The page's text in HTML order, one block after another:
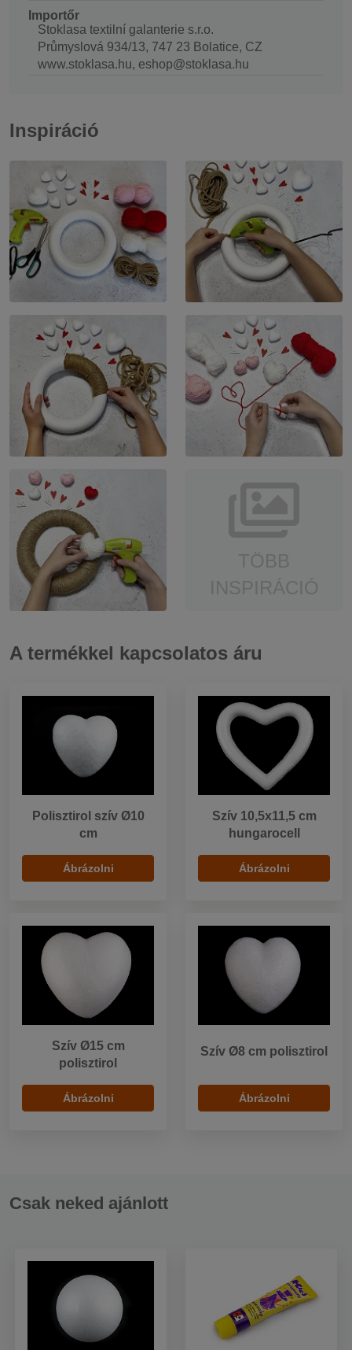
Importőr
Stoklasa textilní galanterie s.r.o.
Průmyslová 934/13, 747 23 Bolatice, CZ
www.stoklasa.hu, eshop@stoklasa.hu
Inspiráció
A termékkel kapcsolatos áru
Polisztirol szív Ø10
cm
Ábrázolni
Szív 10,5x11,5 cm
hungarocell
Ábrázolni
Szív Ø15 cm
polisztirol
Ábrázolni
Szív Ø8 cm polisztirol
Ábrázolni
Csak neked ajánlott